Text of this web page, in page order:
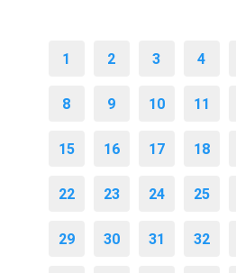
1 2 3 4
8 9 10 11
15 16 17 18
22 23 24 25
29 30 31 32